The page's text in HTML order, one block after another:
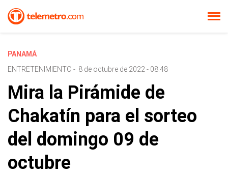
PANAMÁ
ENTRETENIMIENTO - 8 de octubre de 2022 - 08:48
Mira la Pirámide de
Chakatín para el sorteo
del domingo 09 de
octubre